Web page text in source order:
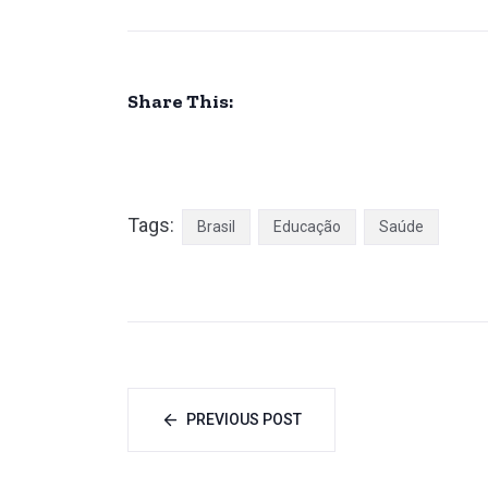
Share This:
Tags: Brasil Educação Saúde
PREVIOUS POST